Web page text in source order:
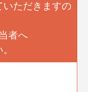
ただきますの
者へ